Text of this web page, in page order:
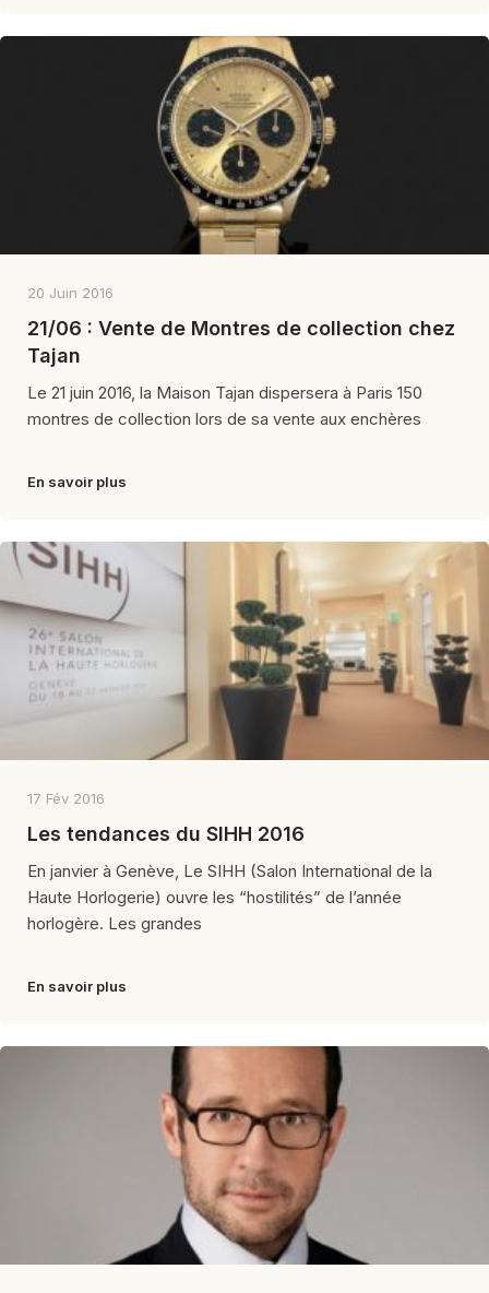
20 Juin 2016
21/06 : Vente de Montres de collection chez
Tajan
Le 21 juin 2016, la Maison Tajan dispersera à Paris 150
montres de collection lors de sa vente aux enchères
En savoir plus
17 Fév 2016
Les tendances du SIHH 2016
En janvier à Genève, Le SIHH (Salon International de la
Haute Horlogerie) ouvre les “hostilités” de l’année
horlogère. Les grandes
En savoir plus